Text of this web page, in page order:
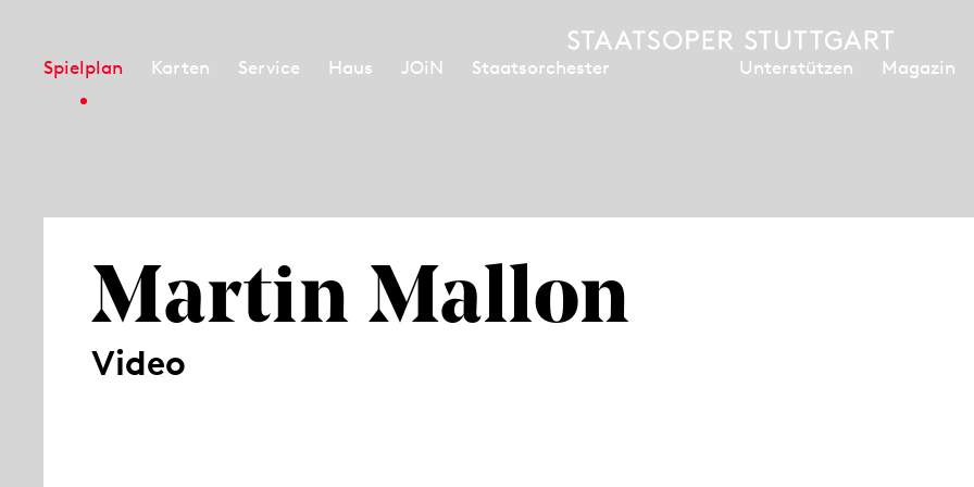
Spielplan Karten Service Haus JOiN Staatsorchester Unterstützen Magazin
Martin Mallon
Video